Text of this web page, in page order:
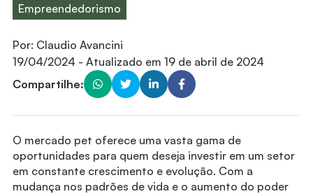
Empreendedorismo
Por: Claudio Avancini
19/04/2024 - Atualizado em 19 de abril de 2024
Compartilhe:
O mercado pet oferece uma vasta gama de
oportunidades para quem deseja investir em um setor
em constante crescimento e evolução. Com a
mudança nos padrões de vida e o aumento do poder